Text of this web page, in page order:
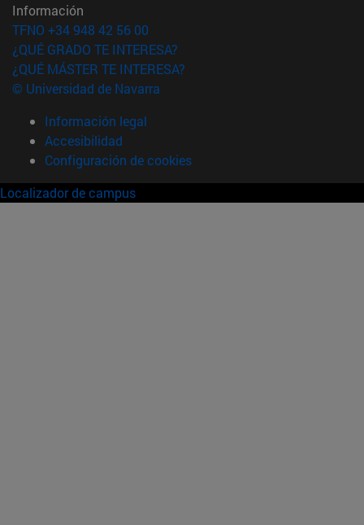
Información
TFNO +34 948 42 56 00
¿QUÉ GRADO TE INTERESA?
¿QUÉ MÁSTER TE INTERESA?
© Universidad de Navarra
Información legal
Accesibilidad
Configuración de cookies
Localizador de campus